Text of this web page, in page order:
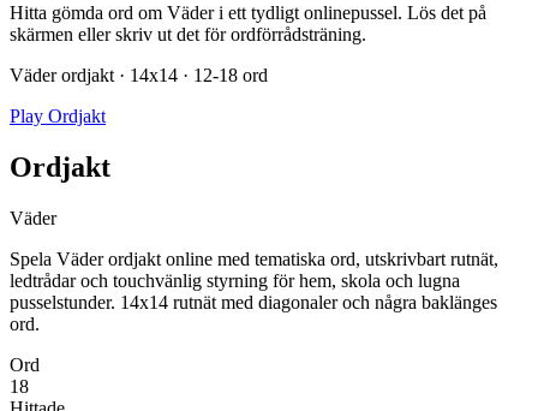
Hitta gömda ord om Väder i ett tydligt onlinepussel. Lös det på
skärmen eller skriv ut det för ordförrådsträning.
Väder ordjakt · 14x14 · 12-18 ord
Play Ordjakt
Ordjakt
Väder
Spela Väder ordjakt online med tematiska ord, utskrivbart rutnät,
ledtrådar och touchvänlig styrning för hem, skola och lugna
pusselstunder. 14x14 rutnät med diagonaler och några baklänges
ord.
Ord
18